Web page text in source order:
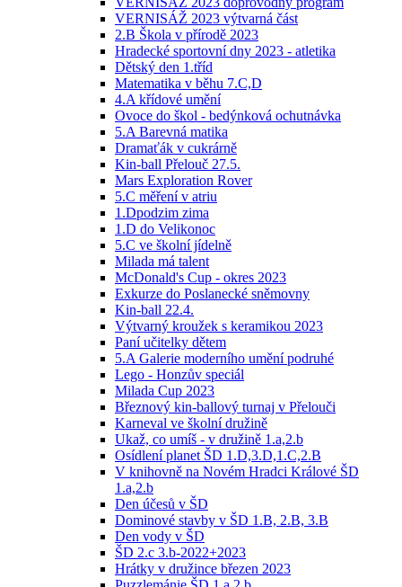
VERNISÁŽ 2023 výtvarná část
2.B Škola v přírodě 2023
Hradecké sportovní dny 2023 - atletika
Dětský den 1.tříd
Matematika v běhu 7.C,D
4.A křídové umění
Ovoce do škol - bedýnková ochutnávka
5.A Barevná matika
Dramaťák v cukrárně
Kin-ball Přelouč 27.5.
Mars Exploration Rover
5.C měření v atriu
1.Dpodzim zima
1.D do Velikonoc
5.C ve školní jídelně
Milada má talent
McDonald's Cup - okres 2023
Exkurze do Poslanecké sněmovny
Kin-ball 22.4.
Výtvarný kroužek s keramikou 2023
Paní učitelky dětem
5.A Galerie moderního umění podruhé
Lego - Honzův speciál
Milada Cup 2023
Březnový kin-ballový turnaj v Přelouči
Karneval ve školní družině
Ukaž, co umíš - v družině 1.a,2.b
Osídlení planet ŠD 1.D,3.D,1.C,2.B
V knihovně na Novém Hradci Králové ŠD
1.a,2.b
Den účesů v ŠD
Dominové stavby v ŠD 1.B, 2.B, 3.B
Den vody v ŠD
ŠD 2.c 3.b-2022+2023
Hrátky v družince březen 2023